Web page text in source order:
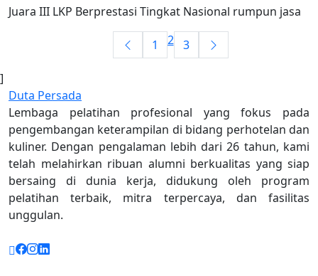
Juara III LKP Berprestasi Tingkat Nasional rumpun jasa
1 2 3
]
Duta Persada
Lembaga pelatihan profesional yang fokus pada
pengembangan keterampilan di bidang perhotelan dan
kuliner. Dengan pengalaman lebih dari 26 tahun, kami
telah melahirkan ribuan alumni berkualitas yang siap
bersaing di dunia kerja, didukung oleh program
pelatihan terbaik, mitra terpercaya, dan fasilitas
unggulan.